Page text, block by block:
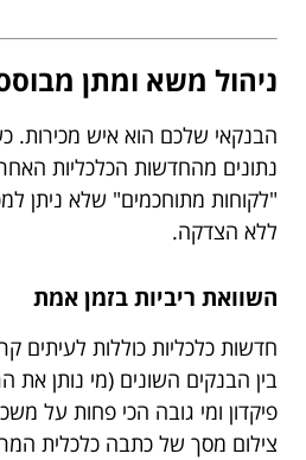
ניהול משא ומתן
הבנקאי שלכם הוא איש מכירות.
נתונים מהחדשות הכלכליות
"לקוחות מתוחכמים" שלא ניתן
ללא הצדקה.
השוואת ריביות בזמן אמת
חדשות כלכליות כוללות לעיתים
בין הבנקים השונים (מי נותן את
פיקדון ומי גובה הכי פחות על
צילום מסך של כתבה כלכלית